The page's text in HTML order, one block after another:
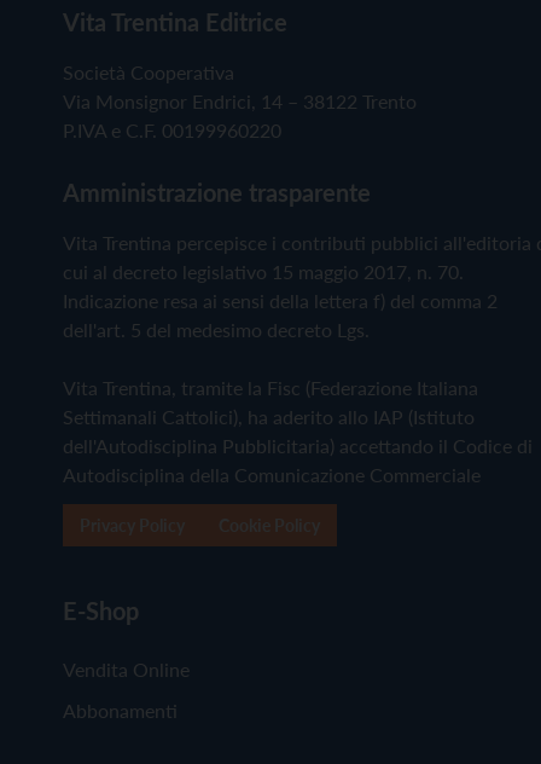
Vita Trentina Editrice
Società Cooperativa
Via Monsignor Endrici, 14 – 38122 Trento
P.IVA e C.F. 00199960220
Amministrazione trasparente
Vita Trentina percepisce i contributi pubblici all'editoria
cui al decreto legislativo 15 maggio 2017, n. 70.
Indicazione resa ai sensi della lettera f) del comma 2
dell'art. 5 del medesimo decreto Lgs.
Vita Trentina, tramite la Fisc (Federazione Italiana
Settimanali Cattolici), ha aderito allo IAP (Istituto
dell'Autodisciplina Pubblicitaria) accettando il Codice di
Autodisciplina della Comunicazione Commerciale
E-Shop
Vendita Online
Abbonamenti